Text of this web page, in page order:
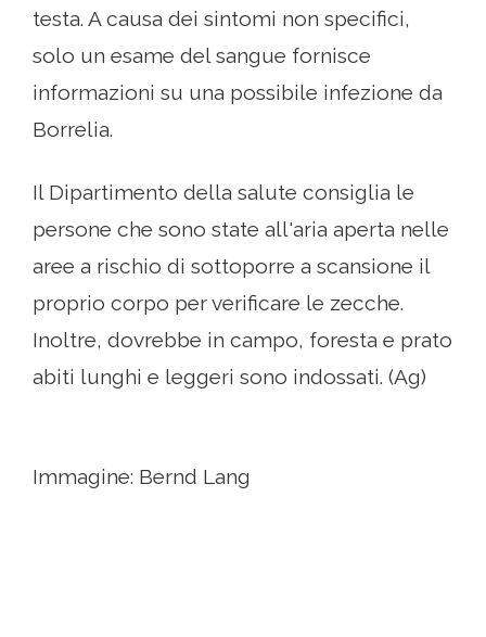
testa. A causa dei sintomi non specifici,
solo un esame del sangue fornisce
informazioni su una possibile infezione da
Borrelia.
Il Dipartimento della salute consiglia le
persone che sono state all'aria aperta nelle
aree a rischio di sottoporre a scansione il
proprio corpo per verificare le zecche.
Inoltre, dovrebbe in campo, foresta e prato
abiti lunghi e leggeri sono indossati. (Ag)
Immagine: Bernd Lang